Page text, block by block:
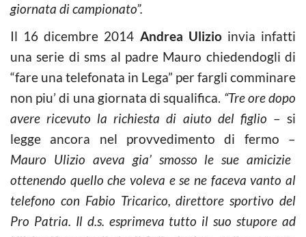
giornata di campionato”.
Il 16 dicembre 2014 Andrea Ulizioinvia infatti
una serie di sms al padre Mauro chiedendogli di
“fare una telefonata in Lega” per fargli comminare
non piu’ di una giornata di squalifica. “Tre ore dopo
avere ricevuto la richiesta di aiuto del figlio – si
legge ancora nel provvedimento di fermo –
Mauro Ulizio aveva gia’ smosso le sue amicizie
ottenendo quello che voleva e se ne faceva vanto al
telefono con Fabio Tricarico, direttore sportivo del
Pro Patria. Il d.s. esprimeva tutto il suo stupore ad